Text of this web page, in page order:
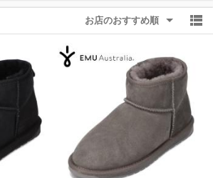
お店のおすすめ順